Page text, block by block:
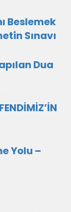
Beslemek
Sınavı
Dua
Yolu –